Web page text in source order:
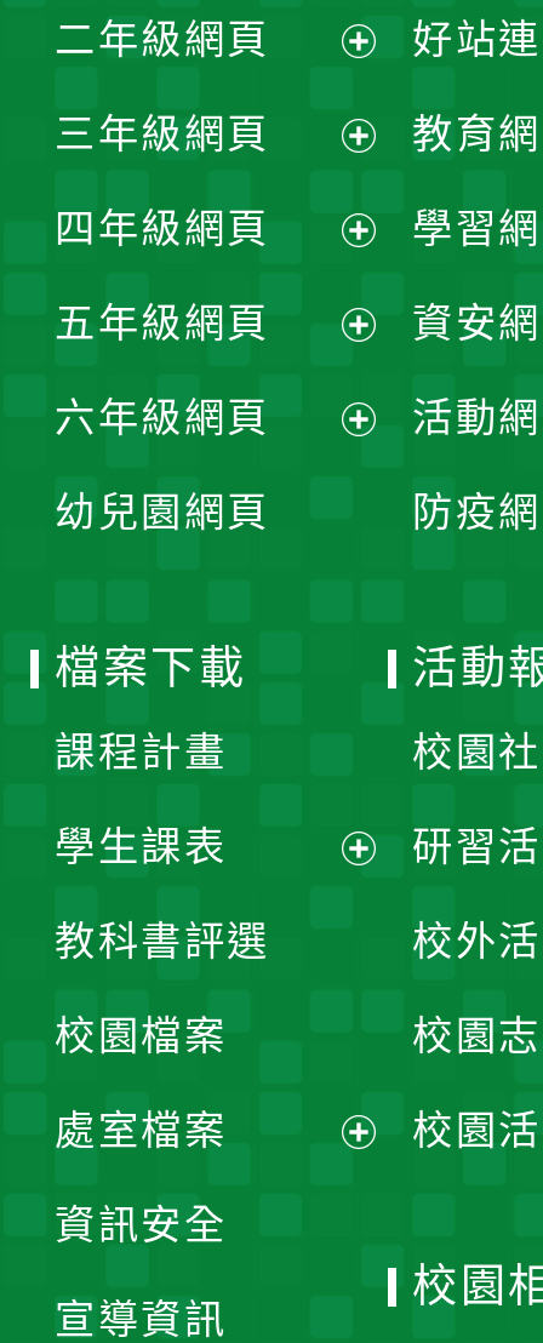
開
選
單
二年級網頁
開
選
單
三年級網頁
開
選
單
四年級網頁
開
選
五年級網頁
開
六年級網頁
幼兒園網頁
好站
教育
學習
資安
活動
防疫
檔案下載
課程計畫
學生課表
單
教科書評選
校園檔案
處室檔案
資訊安全
宣導資訊
活動
校園
研習
校外
校園
校園
校園